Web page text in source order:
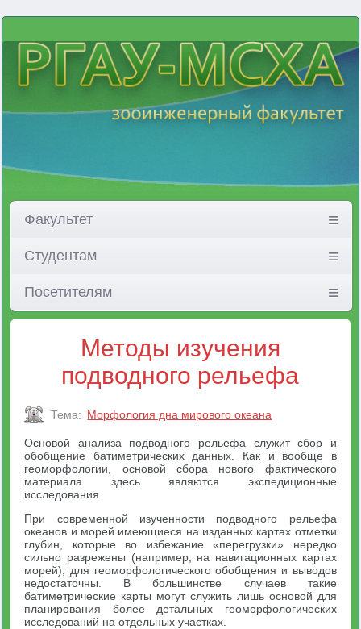
Факультет
Студентам
Посетителям
Методы изучения
подводного рельефа
Тема: Морфология дна мирового океана
Основой анализа подводного рельефа служит сбор и
обобщение батиметрических данных. Как и вообще в
геоморфологии, основой сбора нового фактического
материала здесь являются экспедиционные
исследования.
При современной изученности подводного рельефа
океанов и морей имеющиеся на изданных картах отметки
глубин, которые во избежание «перегрузки» нередко
сильно разрежены (например, на навигационных картах
морей), для геоморфологического обобщения и выводов
недостаточны. В большинстве случаев такие
батиметрические карты могут служить лишь основой для
планирования более детальных геоморфологических
исследований на отдельных участках.